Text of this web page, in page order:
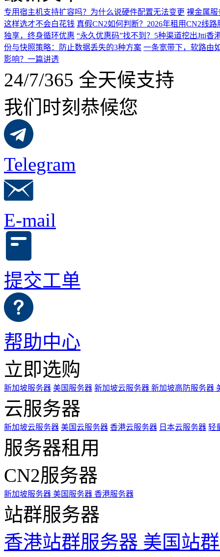
专用宿主机支持扩容吗？为什么说硬件配置无法变更 裸金属服
这样选才不会白花钱 真假CN2如何判断？2026年租用CN2线
独享，终身循环优惠 “永久优惠码”找不到？5种渠道挖出Jtti香
份与快照策略：防止数据丢失的3种方案 一条宽带下，软路由
影响？一篇讲透
24/7/365 全天候支持
我们时刻恭候您
Telegram
E-mail
提交工单
帮助中心
立即选购
新加坡服务器 美国服务器 新加坡云服务器 新加坡高防服务器
云服务器
新加坡云服务器 美国云服务器 香港云服务器 日本云服务器 轻
服务器租用
CN2服务器
新加坡服务器 美国服务器 香港服务器
站群服务器
香港站群服务器 美国站